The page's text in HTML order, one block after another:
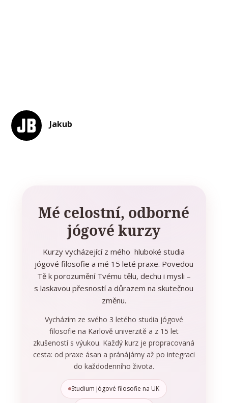
Jakub
Mé celostní, odborné
jógové kurzy
Kurzy vycházející z mého hluboké studia
jógové filosofie a mé 15 leté praxe. Povedou
Tě k porozumění Tvému tělu, dechu i mysli –
s laskavou přesností a důrazem na skutečnou
změnu.
Vycházím ze svého 3 letého studia jógové
filosofie na Karlově univerzitě a z 15 let
zkušeností s výukou. Každý kurz je propracovaná
cesta: od praxe ásan a pránájámy až po integraci
do každodenního života.
Studium jógové filosofie na UK